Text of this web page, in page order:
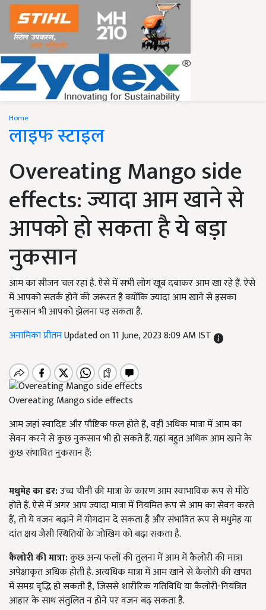
Home
लाइफ स्टाइल
Overeating Mango side
effects: ज्यादा आम खाने से
आपको हो सकता है ये बड़ा
नुकसान
आम का सीजन चल रहा है. ऐसे में सभी लोग खूब दबाकर आम खा रहे हैं. ऐसे
में आपको सतर्क होने की जरूरत है क्योंकि ज्यादा आम खाने से इसका
नुकसान भी आपको झेलना पड़ सकता है.
अनामिका प्रीतमUpdated on 11 June, 2023 8:09 AM IST
Overeating Mango side effects
आम जहां स्वादिष्ट और पौष्टिक फल होते हैं,वहीं अधिक मात्रा में आम का
सेवन करने से कुछ नुकसान भी हो सकते हैं. यहां बहुत अधिक आम खाने के
कुछ संभावित नुकसान हैं:
मधुमेह का डर:उच्च चीनी की मात्रा के कारण आम स्वाभाविक रूप से मीठे
होते हैं. ऐसे में अगर आप ज्यादा मात्रा में नियमित रूप से आम का सेवन करते
हैं,तो ये वजन बढ़ाने में योगदान दे सकता है और संभावित रूप से मधुमेह या
दांत क्षय जैसी स्थितियों के जोखिम को बढ़ा सकता है.
कैलोरी की मात्रा:कुछ अन्य फलों की तुलना में आम में कैलोरी की मात्रा
अपेक्षाकृत अधिक होती है. अत्यधिक मात्रा में आम खाने से कैलोरी की खपत
में समग्र वृद्धि हो सकती है,जिससे शारीरिक गतिविधि या कैलोरी-नियंत्रित
आहार के साथ संतुलित न होने पर वजन बढ़ सकता है.